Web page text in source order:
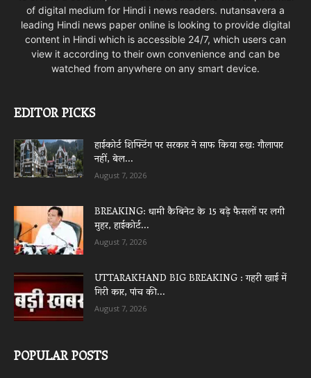
of digital medium for Hindi i news readers. nutansavera a
leading Hindi news paper online is looking to provide digital
content in Hindi which is accessible 24/7, which users can
view it according to their own convenience and can be
watched from anywhere on any smart device.
EDITOR PICKS
हाईकोर्ट शिफ्टिंग पर सरकार ने साफ किया रुख: गौलापार
नहीं, बेल...
August 7, 2026
BREAKING: धामी कैबिनेट के 15 बड़े फैसलों पर लगी
मुहर, हाईकोर्ट...
August 7, 2026
UTTARAKHAND BIG BREAKING : गहरी खाई में
गिरी कार, पांच की...
August 7, 2026
POPULAR POSTS